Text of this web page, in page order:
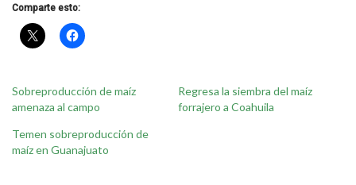
Comparte esto:
Sobreproducción de maíz
amenaza al campo
Regresa la siembra del maíz
forrajero a Coahuila
Temen sobreproducción de
maíz en Guanajuato